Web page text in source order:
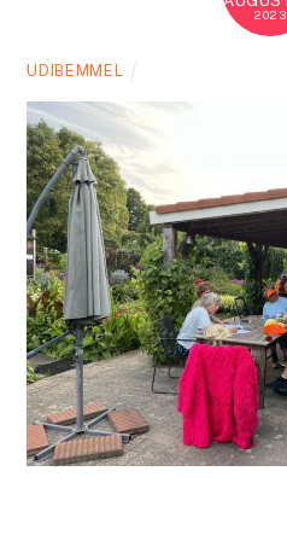
2023
UDIBEMMEL